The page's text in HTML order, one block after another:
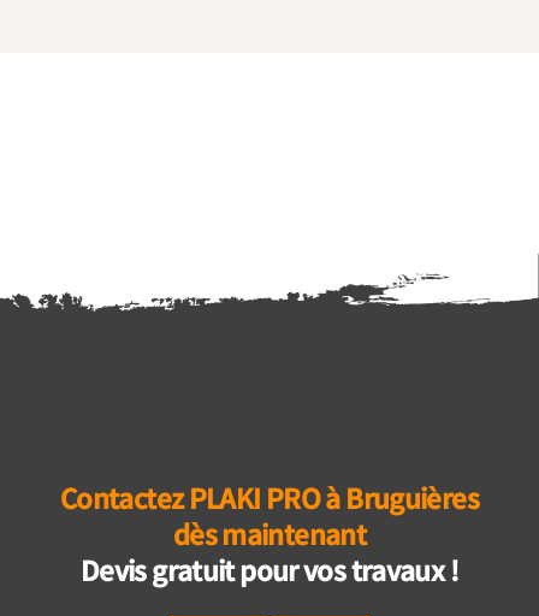
Contactez PLAKI PRO à Bruguières
dès maintenant
Devis gratuit pour vos travaux !